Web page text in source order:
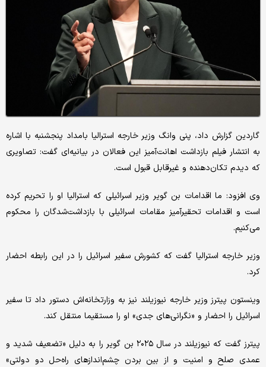
گاردین گزارش داد، پنی وانگ وزیر خارجه استرالیا بامداد پنجشنبه با اشاره
به انتشار فیلم بازداشت اهانت‌آمیز این فعالان در بیانیه‌ای گفت: تصاویری
که دیدم تکان‌دهنده و غیرقابل قبول است.
وی افزود: ما اقدامات بن گویر وزیر اسرائیلی که استرالیا او را تحریم کرده
است و اقدامات تحقیرآمیز مقامات اسرائیلی با بازداشت‌شدگان را محکوم
می‌کنیم.
وزیر خارجه استرالیا گفت که کشورش سفیر اسرائیل را در این رابطه احضار
کرد.
وینستون پیترز وزیر خارجه نیوزیلند نیز به وزارتخانه‌اش دستور داد تا سفیر
اسرائیل را احضار و «نگرانی‌های جدی» او را مستقیما منتقل کند.
پیترز گفت که نیوزیلند در سال ۲۰۲۵ بن گویر را به دلیل «تضعیف شدید و
عمدی صلح و امنیت و از بین بردن چشم‌اندازهای راه‌حل دو دولتی»